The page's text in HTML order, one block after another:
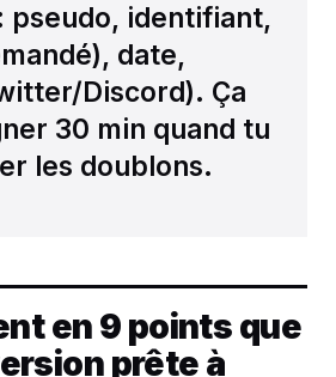
pseudo, identifiant,
date,
Discord). Ça
30 min quand tu
les doublons.
en 9 points que
prête à